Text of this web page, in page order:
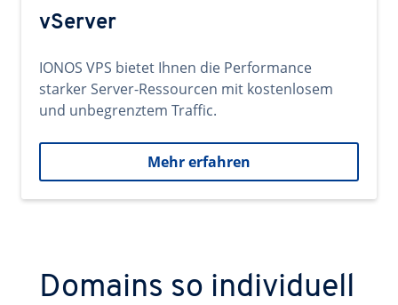
vServer
IONOS VPS bietet Ihnen die Performance
starker Server-Ressourcen mit kostenlosem
und unbegrenztem Traffic.
Mehr erfahren
Domains so individuell